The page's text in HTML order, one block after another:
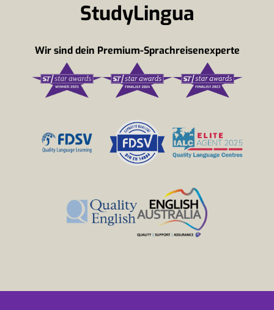
StudyLingua
Wir sind dein Premium-Sprachreisenexperte